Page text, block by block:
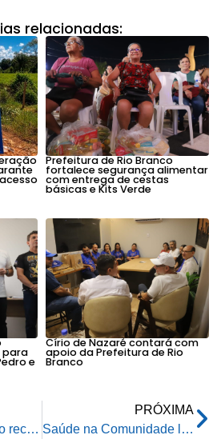
relacionadas:
Prefeitura de Rio Branco
fortalece segurança alimentar
com entrega de cestas
básicas e Kits Verde
para
e
Círio de Nazaré contará com
apoio da Prefeitura de Rio
Branco
Praça da Revolução recebe “esquenta” neste sábado para Brasil x Egito
PRÓXIMA
Saúde na Comunidade leva atendimentos e serviços essenciais à população, neste sábado